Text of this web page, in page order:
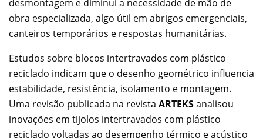
desmontagem e diminui a necessidade de mão de
obra especializada, algo útil em abrigos emergenciais,
canteiros temporários e respostas humanitárias.
Estudos sobre blocos intertravados com plástico
reciclado indicam que o desenho geométrico influencia
estabilidade, resistência, isolamento e montagem.
Uma revisão publicada na revista ARTEKSanalisou
inovações em tijolos intertravados com plástico
reciclado voltadas ao desempenho térmico e acústico